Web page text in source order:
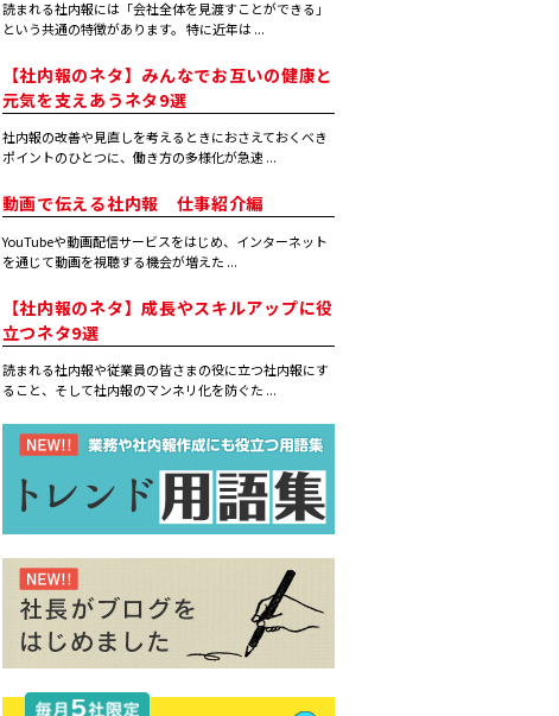
読まれる社内報には「会社全体を見渡すことができる」
という共通の特徴があります。 特に近年は ...
【社内報のネタ】みんなでお互いの健康と
元気を支えあうネタ9選
社内報の改善や見直しを考えるときにおさえておくべき
ポイントのひとつに、働き方の多様化が急速 ...
動画で伝える社内報 仕事紹介編
YouTubeや動画配信サービスをはじめ、インターネット
を通じて動画を視聴する機会が増えた ...
【社内報のネタ】成長やスキルアップに役
立つネタ9選
読まれる社内報や従業員の皆さまの役に立つ社内報にす
ること、そして社内報のマンネリ化を防ぐた ...